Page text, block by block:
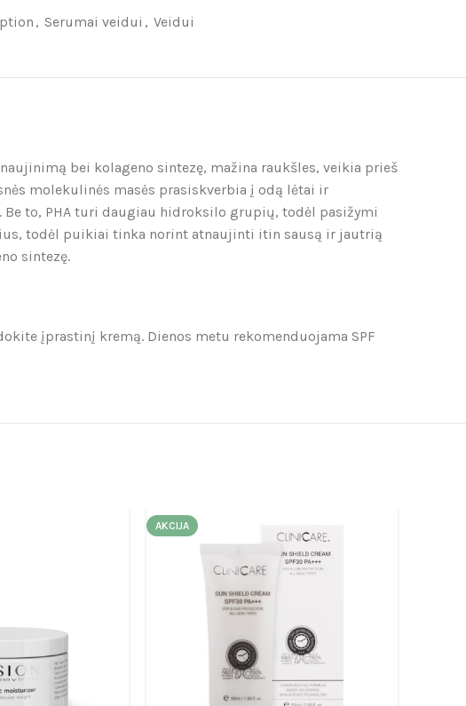
, Serumai veidui , Veidui
bei kolageno sintezę, mažina raukšles, veikia prieš
molekulinės masės prasiskverbia į odą lėtai ir
to, PHA turi daugiau hidroksilo grupių, todėl pasižymi
todėl puikiai tinka norint atnaujinti itin sausą ir jautrią
sintezę.
įprastinį kremą. Dienos metu rekomenduojama SPF
AKCIJA